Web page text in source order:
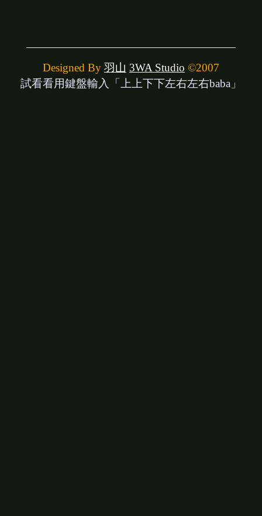
Designed By 羽山 3WA Studio ©2007
試看看用鍵盤輸入「上上下下左右左右baba」